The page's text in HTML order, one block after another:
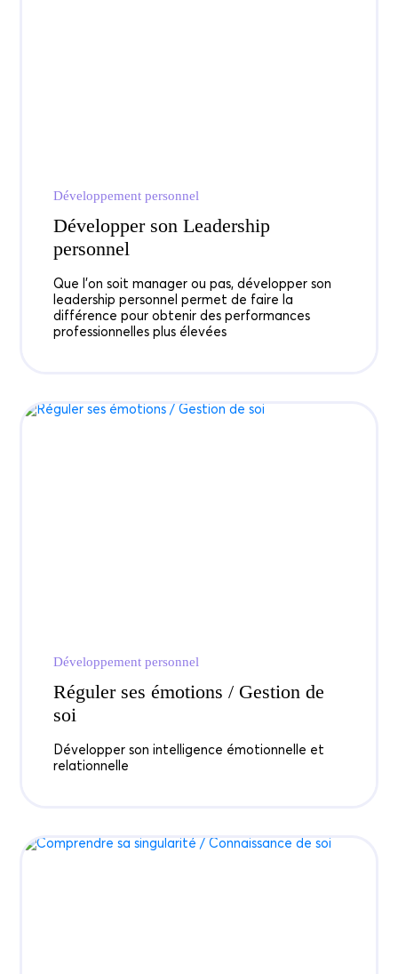
Développement personnel
Développer son Leadership
personnel
Que l'on soit manager ou pas, développer son
leadership personnel permet de faire la
différence pour obtenir des performances
professionnelles plus élevées
Développement personnel
Réguler ses émotions / Gestion de
soi
Développer son intelligence émotionnelle et
relationnelle